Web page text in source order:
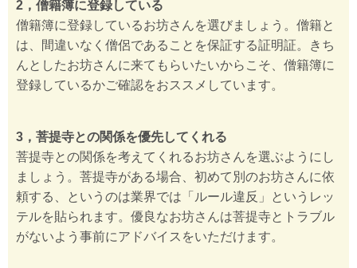
2，僧籍簿に登録している
僧籍簿に登録しているお坊さんを選びましょう。僧籍と
は、間違いなく僧侶であることを保証する証明証。きち
んとしたお坊さんに来てもらいたいからこそ、僧籍簿に
登録しているかご確認をおススメしています。
3，菩提寺との関係を優先してくれる
菩提寺との関係を考えてくれるお坊さんを選ぶようにし
ましょう。菩提寺がある場合、初めて別のお坊さんに依
頼する、というのは業界では「ルール違反」というレッ
テルを貼られます。優良なお坊さんは菩提寺とトラブル
がないよう事前にアドバイスをいただけます。